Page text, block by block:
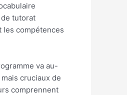
tutorat
les compétences
va au-
cruciaux de
comprennent